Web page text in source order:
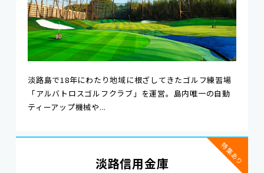
淡路島で18年にわたり地域に根ざしてきたゴルフ練習場
「アルバトロスゴルフクラブ」を運営。島内唯一の自動
ティーアップ機械や...
淡路信用金庫 特集あり